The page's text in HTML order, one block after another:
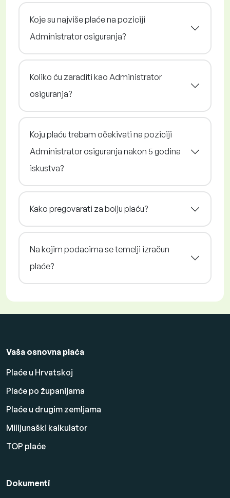
Koje su najviše plaće na poziciji
Administrator osiguranja?
Koliko ću zaraditi kao Administrator
osiguranja?
Koju plaću trebam očekivati na poziciji
Administrator osiguranja nakon 5 godina
iskustva?
Kako pregovarati za bolju plaću?
Na kojim podacima se temelji izračun
plaće?
Vaša osnovna plaća
Plaće u Hrvatskoj
Plaće po županijama
Plaće u drugim zemljama
Milijunaški kalkulator
TOP plaće
Dokumenti